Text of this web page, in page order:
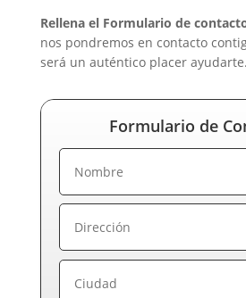
Rellena el Formulario de
nos pondremos en contacto
será un auténtico placer ayudarte.
Formulario de